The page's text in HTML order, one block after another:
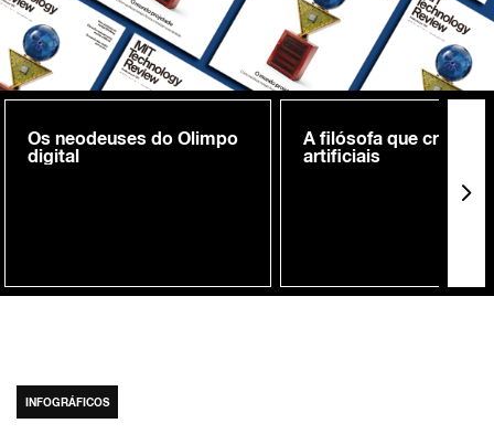
Os neodeuses do Olimpo
digital
A filósofa que cria
artificiais
INFOGRÁFICOS